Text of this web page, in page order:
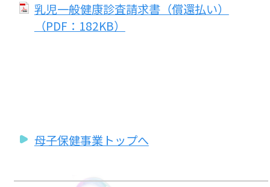
乳児一般健康診査請求書（償還払い）
（PDF：182KB）
母子保健事業トップへ